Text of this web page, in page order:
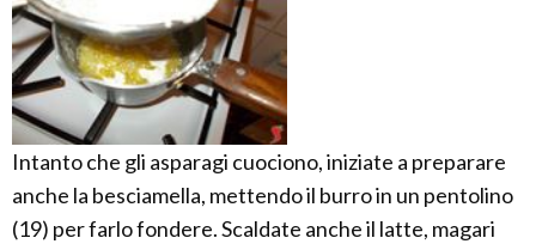
Intanto che gli asparagi cuociono, iniziate a preparare
anche la besciamella, mettendo il burro in un pentolino
(19) per farlo fondere. Scaldate anche il latte, magari